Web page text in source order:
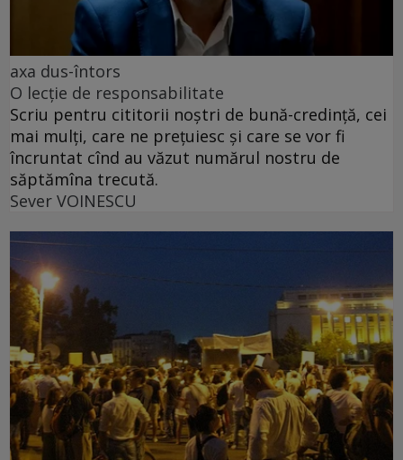
axa dus-întors
O lecție de responsabilitate
Scriu pentru cititorii noștri de bună-credință, cei
mai mulți, care ne prețuiesc și care se vor fi
încruntat cînd au văzut numărul nostru de
săptămîna trecută.
Sever VOINESCU